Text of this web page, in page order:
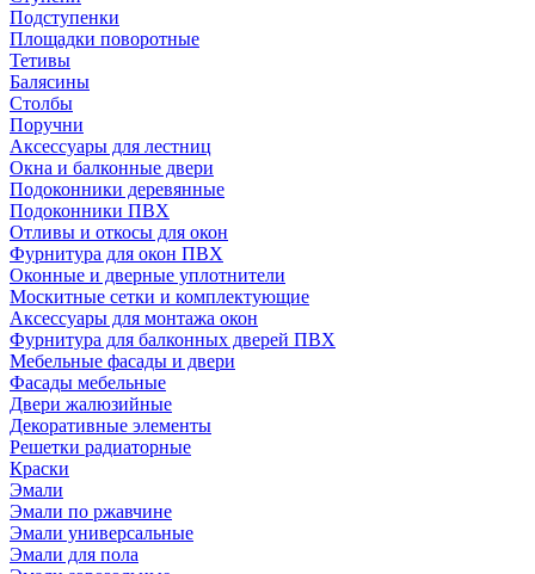
Подступенки
Площадки поворотные
Тетивы
Балясины
Столбы
Поручни
Аксессуары для лестниц
Окна и балконные двери
Подоконники деревянные
Подоконники ПВХ
Отливы и откосы для окон
Фурнитура для окон ПВХ
Оконные и дверные уплотнители
Москитные сетки и комплектующие
Аксессуары для монтажа окон
Фурнитура для балконных дверей ПВХ
Мебельные фасады и двери
Фасады мебельные
Двери жалюзийные
Декоративные элементы
Решетки радиаторные
Краски
Эмали
Эмали по ржавчине
Эмали универсальные
Эмали для пола